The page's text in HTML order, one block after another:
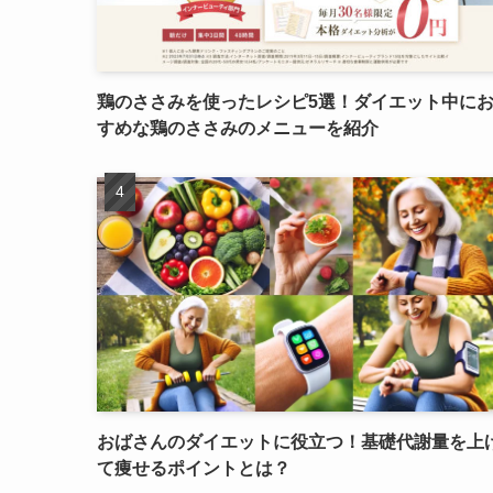
鶏のささみを使ったレシピ5選！ダイエット中に
すめな鶏のささみのメニューを紹介
おばさんのダイエットに役立つ！基礎代謝量を上
て痩せるポイントとは？